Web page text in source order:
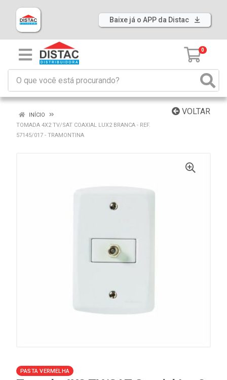
Baixe já o APP da Distac
0
VOLTAR
INÍCIO
TOMADA 4X2 TV/SAT COAXIAL LUX2 BRANCA - REF.
57145/017 - TRAMONTINA
PASTA VERMELHA